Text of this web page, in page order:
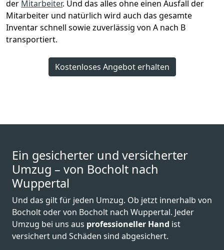
der Mitarbeiter. Und das alles ohne einen Ausfall der
Mitarbeiter und natürlich wird auch das gesamte
Inventar schnell sowie zuverlässig von A nach B
transportiert.
Kostenloses Angebot erhalten
Ein gesicherter und versicherter
Umzug – von Bocholt nach
Wuppertal
Und das gilt für jeden Umzug. Ob jetzt innerhalb von
Bocholt oder von Bocholt nach Wuppertal. Jeder
Umzug bei uns aus professioneller Hand ist
versichert und Schäden sind abgesichert.